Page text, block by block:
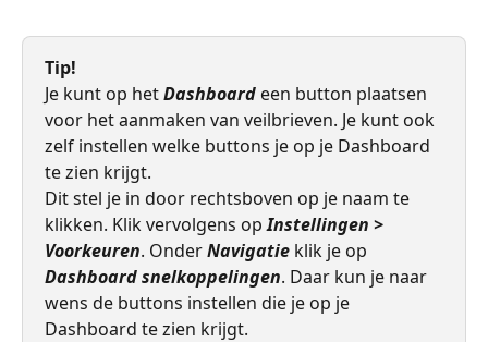
Tip!
Je kunt op het Dashboard een button plaatsen
voor het aanmaken van veilbrieven. Je kunt ook
zelf instellen welke buttons je op je Dashboard
te zien krijgt.
​Dit stel je in door rechtsboven op je naam te
klikken. Klik vervolgens op Instellingen >
Voorkeuren. Onder Navigatie klik je op
Dashboard snelkoppelingen. Daar kun je naar
wens de buttons instellen die je op je
Dashboard te zien krijgt.